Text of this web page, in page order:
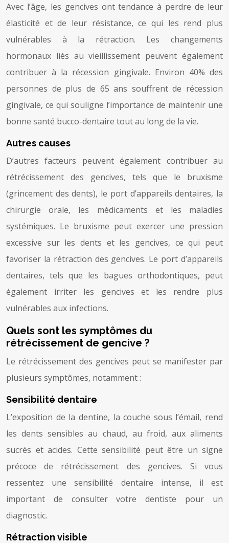
Avec l’âge, les gencives ont tendance à perdre de leur
élasticité et de leur résistance, ce qui les rend plus
vulnérables à la rétraction. Les changements
hormonaux liés au vieillissement peuvent également
contribuer à la récession gingivale. Environ 40% des
personnes de plus de 65 ans souffrent de récession
gingivale, ce qui souligne l’importance de maintenir une
bonne santé bucco-dentaire tout au long de la vie.
Autres causes
D’autres facteurs peuvent également contribuer au
rétrécissement des gencives, tels que le bruxisme
(grincement des dents), le port d’appareils dentaires, la
chirurgie orale, les médicaments et les maladies
systémiques. Le bruxisme peut exercer une pression
excessive sur les dents et les gencives, ce qui peut
favoriser la rétraction des gencives. Le port d’appareils
dentaires, tels que les bagues orthodontiques, peut
également irriter les gencives et les rendre plus
vulnérables aux infections.
Quels sont les symptômes du
rétrécissement de gencive ?
Le rétrécissement des gencives peut se manifester par
plusieurs symptômes, notamment :
Sensibilité dentaire
L’exposition de la dentine, la couche sous l’émail, rend
les dents sensibles au chaud, au froid, aux aliments
sucrés et acides. Cette sensibilité peut être un signe
précoce de rétrécissement des gencives. Si vous
ressentez une sensibilité dentaire intense, il est
important de consulter votre dentiste pour un
diagnostic.
Rétraction visible